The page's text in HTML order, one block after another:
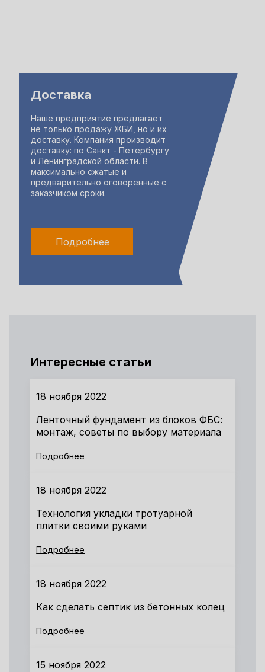
Доставка
Наше предприятие предлагает
не только продажу ЖБИ, но и их
доставку. Компания производит
доставку: по Санкт - Петербургу
и Ленинградской области. В
максимально сжатые и
предварительно оговоренные с
заказчиком сроки.
Подробнее
Интересные статьи
18 ноября 2022
Ленточный фундамент из блоков ФБС:
монтаж, советы по выбору материала
Подробнее
18 ноября 2022
Технология укладки тротуарной
плитки своими руками
Подробнее
18 ноября 2022
Как сделать септик из бетонных колец
Подробнее
15 ноября 2022